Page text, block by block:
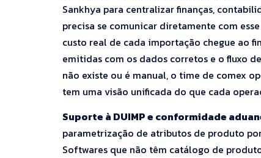
Sankhya para centralizar finanças,
precisa se comunicar diretamente com
custo real de cada importação chegue ao
emitidas com os dados corretos e o fluxo
não existe ou é manual, o time de comex
tem uma visão unificada do que cada
Suporte à DUIMP e conformidade
parametrização de atributos de produto
Softwares que não têm catálogo de